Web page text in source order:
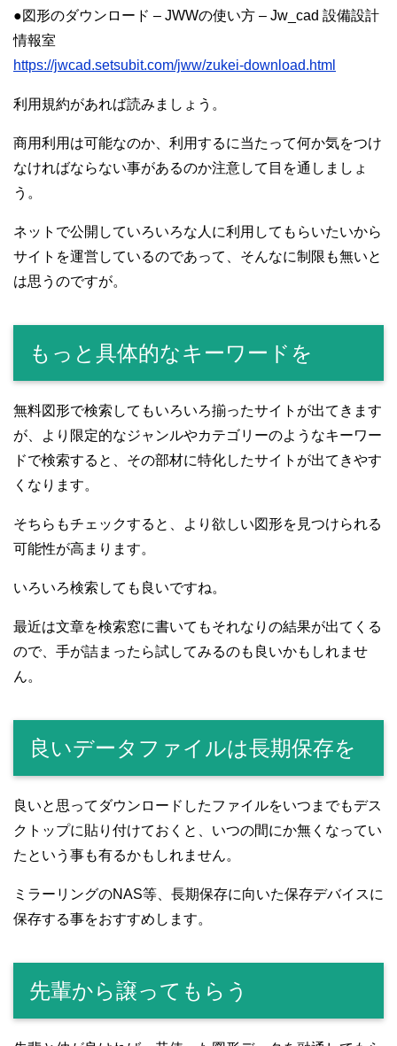
●図形のダウンロード – JWWの使い方 – Jw_cad 設備設計
情報室
https://jwcad.setsubit.com/jww/zukei-download.html
利用規約があれば読みましょう。
商用利用は可能なのか、利用するに当たって何か気をつけ
なければならない事があるのか注意して目を通しましょ
う。
ネットで公開していろいろな人に利用してもらいたいから
サイトを運営しているのであって、そんなに制限も無いと
は思うのですが。
もっと具体的なキーワードを
無料図形で検索してもいろいろ揃ったサイトが出てきます
が、より限定的なジャンルやカテゴリーのようなキーワー
ドで検索すると、その部材に特化したサイトが出てきやす
くなります。
そちらもチェックすると、より欲しい図形を見つけられる
可能性が高まります。
いろいろ検索しても良いですね。
最近は文章を検索窓に書いてもそれなりの結果が出てくる
ので、手が詰まったら試してみるのも良いかもしれませ
ん。
良いデータファイルは長期保存を
良いと思ってダウンロードしたファイルをいつまでもデス
クトップに貼り付けておくと、いつの間にか無くなってい
たという事も有るかもしれません。
ミラーリングのNAS等、長期保存に向いた保存デバイスに
保存する事をおすすめします。
先輩から譲ってもらう